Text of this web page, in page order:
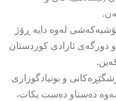
لەوە دایە ڕۆژ
دورگەی ئازادی كوردستان
و بونیادگوزاری
دەستاو دەست بكات،